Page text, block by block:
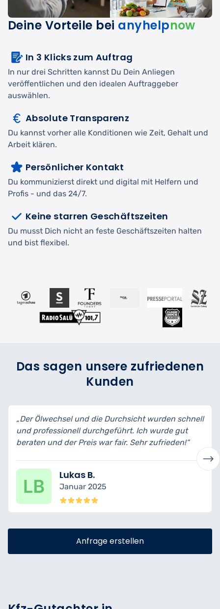
Deine Vorteile bei anyhelpnow
In 3 Klicks zum Auftrag
In nur drei Schritten kannst Du Dein Anliegen
veröffentlichen und den idealen Auftraggeber
auswählen.
Absolute Transparenz
Du kannst vorher alle Konditionen wie Zeit, Gehalt und
Arbeit klären.
Persönlicher Kontakt
Du kommunizierst direkt und digital mit Helfern und
Profis - und das 24/7.
Keine starren Geschäftszeiten
Du musst Dich nicht an feste Geschäftszeiten halten
und bist flexibel.
Das sagen unsere zufriedenen
Kunden
„Der Ölwechsel und die Durchsicht wurden schnell
und professionell durchgeführt. Ich wurde gut
beraten und der Preis war fair. Sehr zufrieden!“
Lukas B.
Januar 2025
Anfrage erstellen